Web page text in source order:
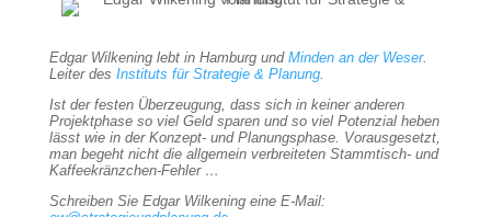
Edgar Wilkening lebt in Hamburg und Minden an der Weser.
Leiter des Instituts für Strategie & Planung.
Ist der festen Überzeugung, dass sich in keiner anderen
Projektphase so viel Geld sparen und so viel Potenzial heben
lässt wie in der Konzept- und Planungsphase. Vorausgesetzt,
man begeht nicht die allgemein verbreiteten Stammtisch- und
Kaffeekränzchen-Fehler …
Schreiben Sie Edgar Wilkening eine E-Mail: